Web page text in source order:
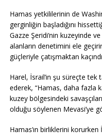
Hamas yetkililerinin de
gerginliğin başladığını
Gazze Şeridi’nin kuzeyinde
alanların denetimini ele
güçleriyle çatışmaktan
Harel, İsrail’in şu süreçte
ederek, “Hamas, daha fazla
kuzey bölgesindeki
olduğu söylenen Mevasi’ye
Hamas’ın birliklerini